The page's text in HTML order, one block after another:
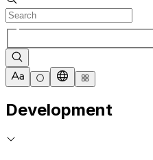
Development